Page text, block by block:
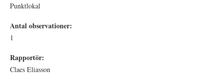
Punktlokal
Antal observationer:
1
Rapportör:
Claes Eliasson